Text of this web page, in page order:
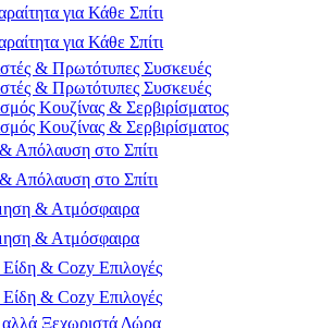
για Κάθε Σπίτι
για Κάθε Σπίτι
& Πρωτότυπες Συσκευές
& Πρωτότυπες Συσκευές
Κουζίνας & Σερβιρίσματος
Κουζίνας & Σερβιρίσματος
Απόλαυση στο Σπίτι
Απόλαυση στο Σπίτι
& Ατμόσφαιρα
& Ατμόσφαιρα
& Cozy Επιλογές
& Cozy Επιλογές
Ξεχωριστά Δώρα